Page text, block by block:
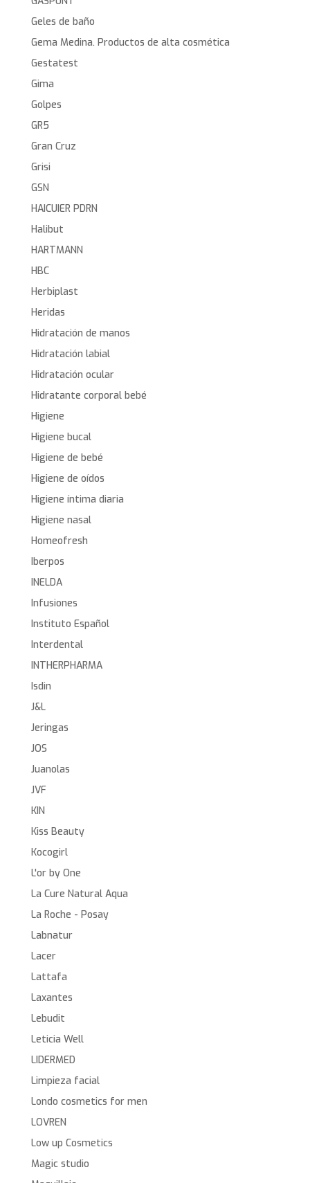
Geles de baño
Gema Medina. Productos de alta cosmética
Gestatest
Gima
Golpes
GR5
Gran Cruz
Grisi
GSN
HAICUIER PDRN
Halibut
HARTMANN
HBC
Herbiplast
Heridas
Hidratación de manos
Hidratación labial
Hidratación ocular
Hidratante corporal bebé
Higiene
Higiene bucal
Higiene de bebé
Higiene de oídos
Higiene íntima diaria
Higiene nasal
Homeofresh
Iberpos
INELDA
Infusiones
Instituto Español
Interdental
INTHERPHARMA
Isdin
J&L
Jeringas
JOS
Juanolas
JVF
KIN
Kiss Beauty
Kocogirl
L'or by One
La Cure Natural Aqua
La Roche - Posay
Labnatur
Lacer
Lattafa
Laxantes
Lebudit
Leticia Well
LIDERMED
Limpieza facial
Londo cosmetics for men
LOVREN
Low up Cosmetics
Magic studio